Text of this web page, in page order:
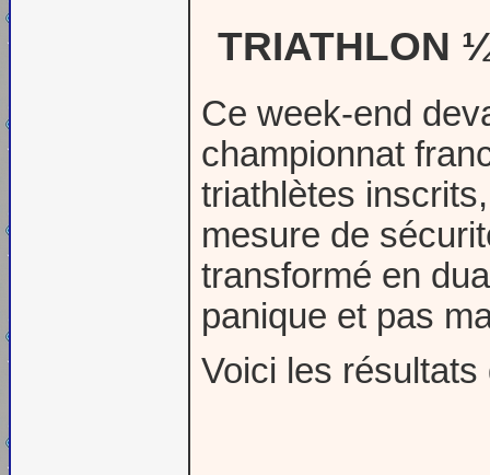
TRIATHLON
Ce week-end
championnat
triathlètes
mesure de
transformé en
panique et pas
Voici les